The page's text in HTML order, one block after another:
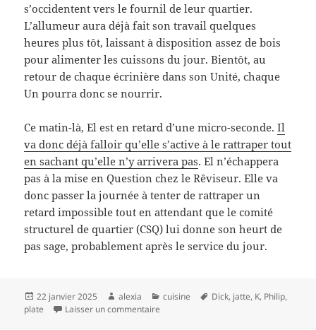
s’occidentent vers le fournil de leur quartier.
L’allumeur aura déjà fait son travail quelques
heures plus tôt, laissant à disposition assez de bois
pour alimenter les cuissons du jour. Bientôt, au
retour de chaque écrinière dans son Unité, chaque
Un pourra donc se nourrir.
Ce matin-là, El est en retard d’une micro-seconde.Il
va donc déjà falloir qu’elle s’active à le rattraper tout
en sachant qu’elle n’y arrivera pas. El n’échappera
pas à la mise en Question chez le Rêviseur. Elle va
donc passer la journée à tenter de rattraper un
retard impossible tout en attendant que le comité
structurel de quartier (CSQ) lui donne son heurt de
pas sage, probablement après le service du jour.
Publié
le
22 janvier 2025 Auteur
alexia Catégories
cuisine
Mots-
Dick, jatte, K, Philip,
plate
Laisser un commentaire